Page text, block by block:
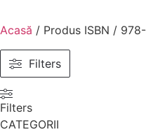
Acasă / Produs ISBN /
Filters
Filters
CATEGORII